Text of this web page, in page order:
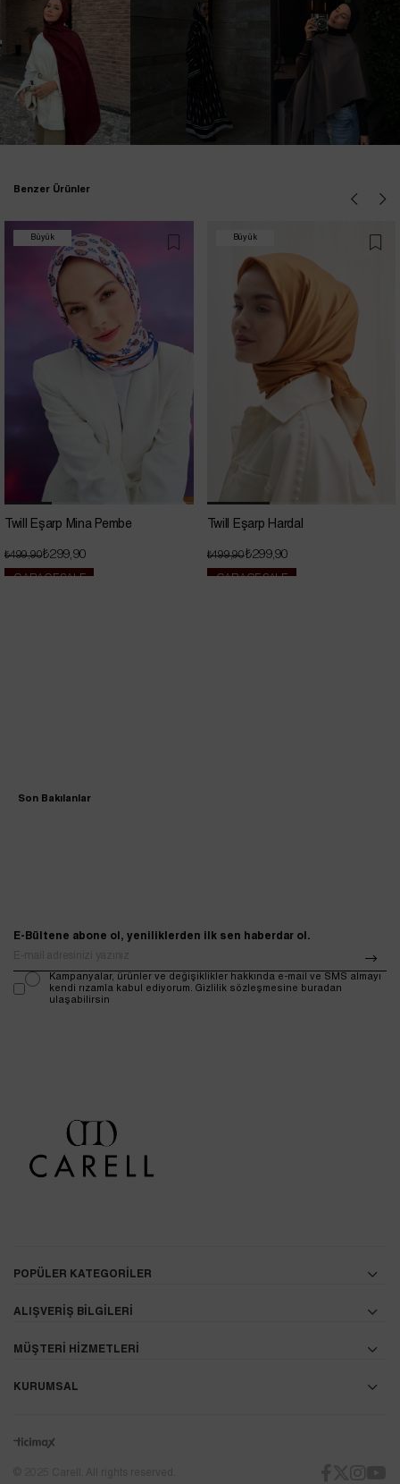
Benzer Ürünler
Twill Eşarp Mina Pembe
₺299,90
₺499,90
GARAGE SALE
Büyük
Twill Eşarp Hardal
₺299,90
₺499,90
GARAGE SALE
Büyük
Son Bakılanlar
E-Bültene abone ol, yeniliklerden ilk sen haberdar ol.
Kampanyalar, ürünler ve değişiklikler hakkında e-mail ve SMS almayı
kendi rızamla kabul ediyorum. Gizlilik sözleşmesine buradan
ulaşabilirsin
POPÜLER KATEGORİLER
ALIŞVERİŞ BİLGİLERİ
MÜŞTERİ HİZMETLERİ
KURUMSAL